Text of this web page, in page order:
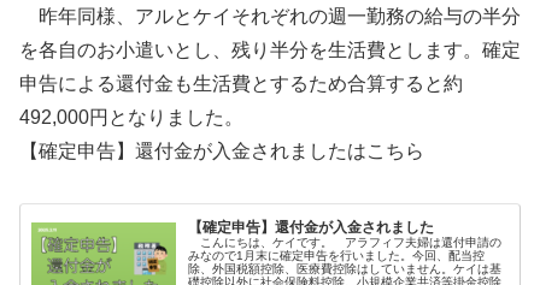
昨年同様、アルとケイそれぞれの週一勤務の給与の半分
を各自のお小遣いとし、残り半分を生活費とします。確定
申告による還付金も生活費とするため合算すると約
492,000円となりました。
【確定申告】還付金が入金されましたはこちら
【確定申告】還付金が入金されました
こんにちは、ケイです。 アラフィフ夫婦は還付申請の
みなので1月末に確定申告を行いました。今回、配当控
除、外国税額控除、医療費控除はしていません。ケイは基